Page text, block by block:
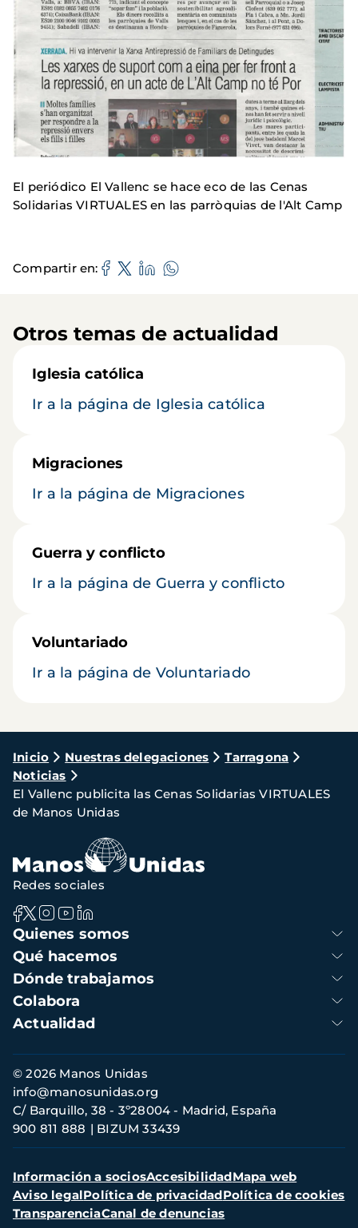
El periódico El Vallenc se hace eco de las Cenas
Solidarias VIRTUALES en las parròquias de l'Alt Camp
Compartir en
Otros temas de actualidad
Iglesia católica
Ir a la página de Iglesia católica
Migraciones
Ir a la página de Migraciones
Guerra y conflicto
Ir a la página de Guerra y conflicto
Voluntariado
Ir a la página de Voluntariado
Ruta
de
navegación
Inicio Nuestras delegaciones
Tarragona
Noticias
El Vallenc publicita las Cenas Solidarias VIRTUALES
de Manos Unidas
Navegación
principal
Quienes somos
Qué hacemos
Dónde trabajamos
Colabora
Actualidad
Redes sociales
Información
de
contacto
© 2026 Manos Unidas
C/ Barquillo, 38 - 3º28004 - Madrid, España
900 811 888
BIZUM 33439
info@manosunidas.org
Menú
secundario
Información a sociosAccesibilidadMapa web
Aviso legalPolítica de privacidadPolítica de cookies
TransparenciaCanal de denuncias